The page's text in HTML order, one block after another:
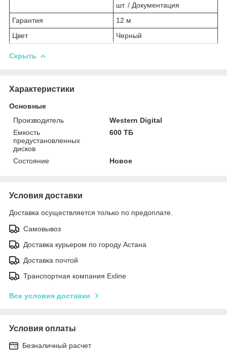
шт. / Документация
Гарантия
12 м
Цвет
Черный
Скрыть
Характеристики
Основные
Производитель
Western Digital
Емкость
предустановленных
дисков
600 ТБ
Состояние Новое
Условия доставки
Доставка осуществляется только по предоплате.
Самовывоз
Доставка курьером по городу Астана
Доставка почтой
Транспортная компания Exline
Все условия доставки
Условия оплаты
Безналичный расчет